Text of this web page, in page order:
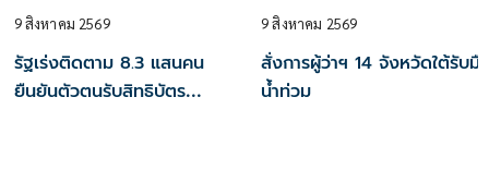
9 สิงหาคม 2569
รัฐเร่งติดตาม 8.3 แสนคน
ยืนยันตัวตนรับสิทธิบัตร
9 สิงหาคม 2569
สั่งการผู้ว่าฯ 14 จังหวัดใต้รับมื
น้ำท่วม